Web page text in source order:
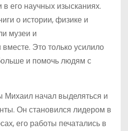
его научных изысканиях.
о истории, физике и
музеи и
Это только усилило
и помочь людям с
начал выделяться и
Он становился лидером в
его работы печатались в